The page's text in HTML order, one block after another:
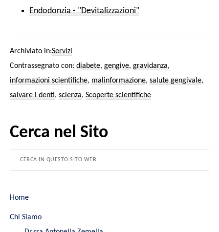
Endodonzia - "Devitalizzazioni"
Archiviato in:Servizi
Contrassegnato con: diabete, gengive, gravidanza,
informazioni scientifiche, malinformazione, salute gengivale,
salvare i denti, scienza, Scoperte scientifiche
Cerca nel Sito
Home
Chi Siamo